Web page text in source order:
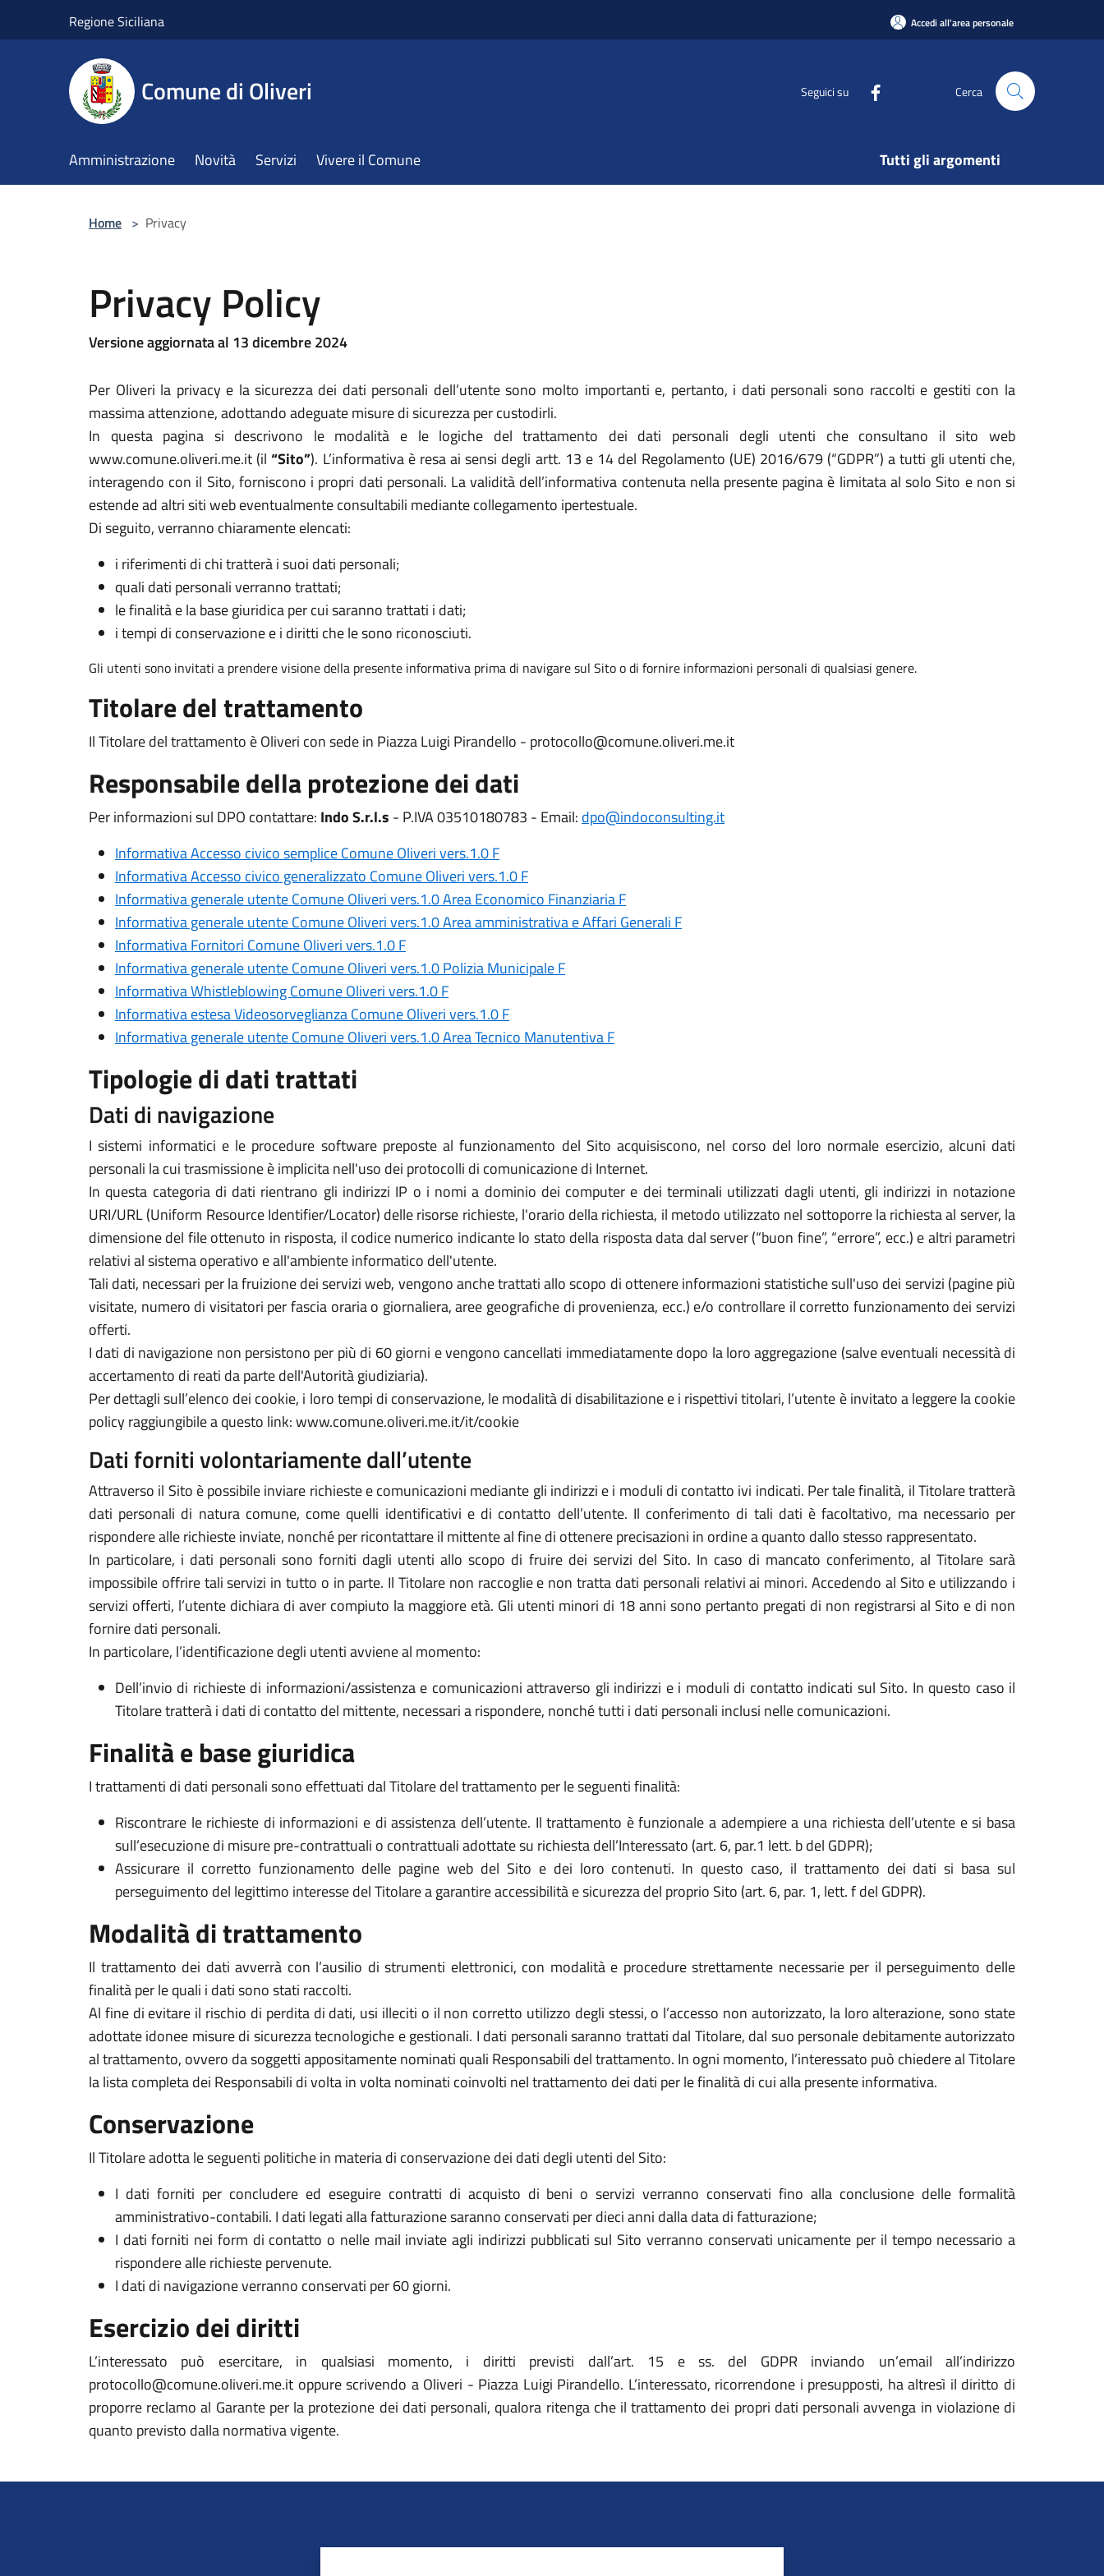
Regione Siciliana Accedi all'area personale
Comune di Oliveri Seguici su Cerca
Amministrazione Novità Servizi Vivere il Comune Tutti gli argomenti
Home > Privacy
Privacy Policy
Versione aggiornata al 13 dicembre 2024
Per Oliveri la privacy e la sicurezza dei dati personali dell’utente sono molto importanti e, pertanto, i dati personali sono raccolti e gestiti con la
massima attenzione, adottando adeguate misure di sicurezza per custodirli.
In questa pagina si descrivono le modalità e le logiche del trattamento dei dati personali degli utenti che consultano il sito web
www.comune.oliveri.me.it (il“Sito”). L’informativa è resa ai sensi degli artt. 13 e 14 del Regolamento (UE) 2016/679 (“GDPR”) a tutti gli utenti che,
interagendo con il Sito, forniscono i propri dati personali. La validità dell’informativa contenuta nella presente pagina è limitata al solo Sito e non si
estende ad altri siti web eventualmente consultabili mediante collegamento ipertestuale.
Di seguito, verranno chiaramente elencati:
i riferimenti di chi tratterà i suoi dati personali;
quali dati personali verranno trattati;
le finalità e la base giuridica per cui saranno trattati i dati;
i tempi di conservazione e i diritti che le sono riconosciuti.
Gli utenti sono invitati a prendere visione della presente informativa prima di navigare sul Sito o di fornire informazioni personali di qualsiasi genere.
Titolare del trattamento
Il Titolare del trattamento è Oliveri con sede in Piazza Luigi Pirandello - protocollo@comune.oliveri.me.it
Responsabile della protezione dei dati
Per informazioni sul DPO contattare: Indo S.r.l.s - P.IVA 03510180783 - Email: dpo@indoconsulting.it
Informativa Accesso civico semplice Comune Oliveri vers.1.0 F
Informativa Accesso civico generalizzato Comune Oliveri vers.1.0 F
Informativa generale utente Comune Oliveri vers.1.0 Area Economico Finanziaria F
Informativa generale utente Comune Oliveri vers.1.0 Area amministrativa e Affari Generali F
Informativa Fornitori Comune Oliveri vers.1.0 F
Informativa generale utente Comune Oliveri vers.1.0 Polizia Municipale F
Informativa Whistleblowing Comune Oliveri vers.1.0 F
Informativa estesa Videosorveglianza Comune Oliveri vers.1.0 F
Informativa generale utente Comune Oliveri vers.1.0 Area Tecnico Manutentiva F
Tipologie di dati trattati
Dati di navigazione
I sistemi informatici e le procedure software preposte al funzionamento del Sito acquisiscono, nel corso del loro normale esercizio, alcuni dati
personali la cui trasmissione è implicita nell'uso dei protocolli di comunicazione di Internet.
In questa categoria di dati rientrano gli indirizzi IP o i nomi a dominio dei computer e dei terminali utilizzati dagli utenti, gli indirizzi in notazione
URI/URL (Uniform Resource Identifier/Locator) delle risorse richieste, l'orario della richiesta, il metodo utilizzato nel sottoporre la richiesta al server, la
dimensione del file ottenuto in risposta, il codice numerico indicante lo stato della risposta data dal server (“buon fine”, “errore”, ecc.) e altri parametri
relativi al sistema operativo e all'ambiente informatico dell'utente.
Tali dati, necessari per la fruizione dei servizi web, vengono anche trattati allo scopo di ottenere informazioni statistiche sull'uso dei servizi (pagine più
visitate, numero di visitatori per fascia oraria o giornaliera, aree geografiche di provenienza, ecc.) e/o controllare il corretto funzionamento dei servizi
offerti.
I dati di navigazione non persistono per più di 60 giorni e vengono cancellati immediatamente dopo la loro aggregazione (salve eventuali necessità di
accertamento di reati da parte dell'Autorità giudiziaria).
Per dettagli sull’elenco dei cookie, i loro tempi di conservazione, le modalità di disabilitazione e i rispettivi titolari, l’utente è invitato a leggere la cookie
policy raggiungibile a questo link: www.comune.oliveri.me.it/it/cookie
Dati forniti volontariamente dall’utente
Attraverso il Sito è possibile inviare richieste e comunicazioni mediante gli indirizzi e i moduli di contatto ivi indicati. Per tale finalità, il Titolare tratterà
dati personali di natura comune, come quelli identificativi e di contatto dell’utente. Il conferimento di tali dati è facoltativo, ma necessario per
rispondere alle richieste inviate, nonché per ricontattare il mittente al fine di ottenere precisazioni in ordine a quanto dallo stesso rappresentato.
In particolare, i dati personali sono forniti dagli utenti allo scopo di fruire dei servizi del Sito. In caso di mancato conferimento, al Titolare sarà
impossibile offrire tali servizi in tutto o in parte. Il Titolare non raccoglie e non tratta dati personali relativi ai minori. Accedendo al Sito e utilizzando i
servizi offerti, l’utente dichiara di aver compiuto la maggiore età. Gli utenti minori di 18 anni sono pertanto pregati di non registrarsi al Sito e di non
fornire dati personali.
In particolare, l’identificazione degli utenti avviene al momento:
Dell’invio di richieste di informazioni/assistenza e comunicazioni attraverso gli indirizzi e i moduli di contatto indicati sul Sito. In questo caso il
Titolare tratterà i dati di contatto del mittente, necessari a rispondere, nonché tutti i dati personali inclusi nelle comunicazioni.
Finalità e base giuridica
I trattamenti di dati personali sono effettuati dal Titolare del trattamento per le seguenti finalità:
Riscontrare le richieste di informazioni e di assistenza dell’utente. Il trattamento è funzionale a adempiere a una richiesta dell’utente e si basa
sull’esecuzione di misure pre-contrattuali o contrattuali adottate su richiesta dell’Interessato (art. 6, par.1 lett. b del GDPR);
Assicurare il corretto funzionamento delle pagine web del Sito e dei loro contenuti. In questo caso, il trattamento dei dati si basa sul
perseguimento del legittimo interesse del Titolare a garantire accessibilità e sicurezza del proprio Sito (art. 6, par. 1, lett. f del GDPR).
Modalità di trattamento
Il trattamento dei dati avverrà con l’ausilio di strumenti elettronici, con modalità e procedure strettamente necessarie per il perseguimento delle
finalità per le quali i dati sono stati raccolti.
Al fine di evitare il rischio di perdita di dati, usi illeciti o il non corretto utilizzo degli stessi, o l’accesso non autorizzato, la loro alterazione, sono state
adottate idonee misure di sicurezza tecnologiche e gestionali. I dati personali saranno trattati dal Titolare, dal suo personale debitamente autorizzato
al trattamento, ovvero da soggetti appositamente nominati quali Responsabili del trattamento. In ogni momento, l’interessato può chiedere al Titolare
la lista completa dei Responsabili di volta in volta nominati coinvolti nel trattamento dei dati per le finalità di cui alla presente informativa.
Conservazione
Il Titolare adotta le seguenti politiche in materia di conservazione dei dati degli utenti del Sito:
I dati forniti per concludere ed eseguire contratti di acquisto di beni o servizi verranno conservati fino alla conclusione delle formalità
amministrativo-contabili. I dati legati alla fatturazione saranno conservati per dieci anni dalla data di fatturazione;
I dati forniti nei form di contatto o nelle mail inviate agli indirizzi pubblicati sul Sito verranno conservati unicamente per il tempo necessario a
rispondere alle richieste pervenute.
I dati di navigazione verranno conservati per 60 giorni.
Esercizio dei diritti
L’interessato può esercitare, in qualsiasi momento, i diritti previsti dall’art. 15 e ss. del GDPR inviando un’email all’indirizzo
protocollo@comune.oliveri.me.it oppure scrivendo a Oliveri - Piazza Luigi Pirandello. L’interessato, ricorrendone i presupposti, ha altresì il diritto di
proporre reclamo al Garante per la protezione dei dati personali, qualora ritenga che il trattamento dei propri dati personali avvenga in violazione di
quanto previsto dalla normativa vigente.